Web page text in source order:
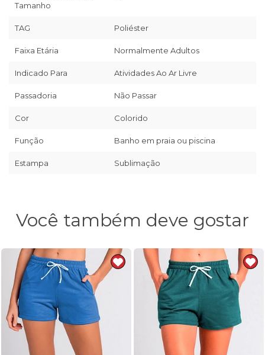
Tamanho
TAG Poliéster
Faixa Etária Normalmente Adultos
Indicado Para Atividades Ao Ar Livre
Passadoria Não Passar
Cor Colorido
Função Banho em praia ou piscina
Estampa Sublimação
Você também deve gostar